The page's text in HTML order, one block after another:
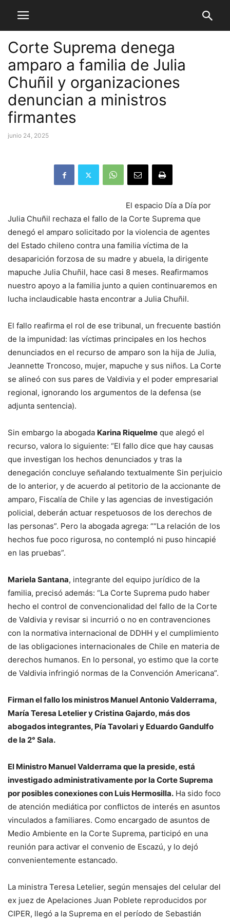
Corte Suprema denega
amparo a familia de Julia
Chuñil y organizaciones
denuncian a ministros
firmantes
junio 24, 2025
El espacio Día a Día por
Julia Chuñil rechaza el fallo de la Corte Suprema que
denegó el amparo solicitado por la violencia de agentes
del Estado chileno contra una familia víctima de la
desaparición forzosa de su madre y abuela, la dirigente
mapuche Julia Chuñil, hace casi 8 meses. Reafirmamos
nuestro apoyo a la familia junto a quien continuaremos en
lucha inclaudicable hasta encontrar a Julia Chuñil.
El fallo reafirma el rol de ese tribunal, un frecuente bastión
de la impunidad: las víctimas principales en los hechos
denunciados en el recurso de amparo son la hija de Julia,
Jeannette Troncoso, mujer, mapuche y sus niños. La Corte
se alineó con sus pares de Valdivia y el poder empresarial
regional, ignorando los argumentos de la defensa (se
adjunta sentencia).
Sin embargo la abogada Karina Riquelme que alegó el
recurso, valora lo siguiente: “El fallo dice que hay causas
que investigan los hechos denunciados y tras la
denegación concluye señalando textualmente Sin perjuicio
de lo anterior, y de acuerdo al petitorio de la accionante de
amparo, Fiscalía de Chile y las agencias de investigación
policial, deberán actuar respetuosos de los derechos de
las personas”. Pero la abogada agrega: ““La relación de los
hechos fue poco rigurosa, no contempló ni puso hincapié
en las pruebas”.
Mariela Santana, integrante del equipo jurídico de la
familia, precisó además: “La Corte Suprema pudo haber
hecho el control de convencionalidad del fallo de la Corte
de Valdivia y revisar si incurrió o no en contravenciones
con la normativa internacional de DDHH y el cumplimiento
de las obligaciones internacionales de Chile en materia de
derechos humanos. En lo personal, yo estimo que la corte
de Valdivia infringió normas de la Convención Americana”.
Firman el fallo los ministros Manuel Antonio Valderrama,
María Teresa Letelier y Cristina Gajardo, más dos
abogados integrantes, Pía Tavolari y Eduardo Gandulfo
de la 2° Sala.
El Ministro Manuel Valderrama que la preside, está
investigado administrativamente por la Corte Suprema
por posibles conexiones con Luis Hermosilla. Ha sido foco
de atención mediática por conflictos de interés en asuntos
vinculados a familiares. Como encargado de asuntos de
Medio Ambiente en la Corte Suprema, participó en una
reunión para activar el convenio de Escazú, y lo dejó
convenientemente estancado.
La ministra Teresa Letelier, según mensajes del celular del
ex juez de Apelaciones Juan Poblete reproducidos por
CIPER, llegó a la Suprema en el período de Sebastián